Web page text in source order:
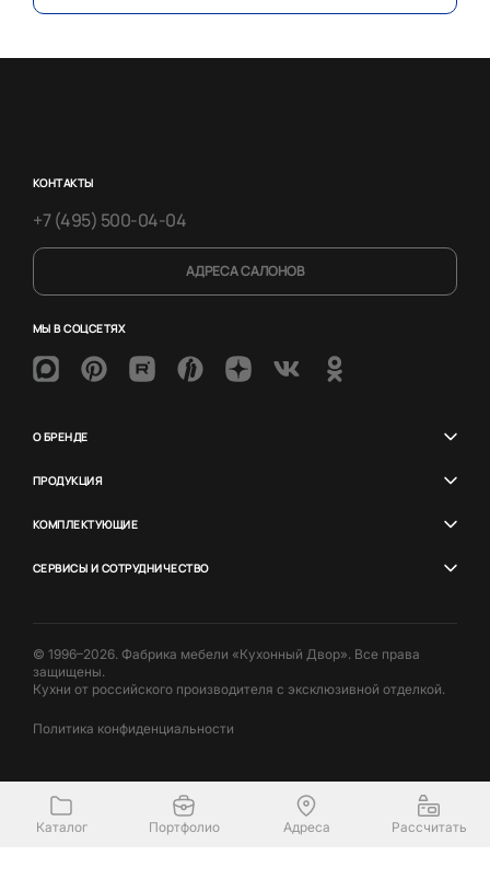
КОНТАКТЫ
+7 (495) 500-04-04
АДРЕСА САЛОНОВ
МЫ В СОЦСЕТЯХ
О БРЕНДЕ
ПРОДУКЦИЯ
КОМПЛЕКТУЮЩИЕ
СЕРВИСЫ И СОТРУДНИЧЕСТВО
© 1996–2026. Фабрика мебели «Кухонный Двор». Все права
защищены.
Кухни от российского производителя с эксклюзивной отделкой.
Политика конфиденциальности
Каталог Портфолио Адреса Рассчитать